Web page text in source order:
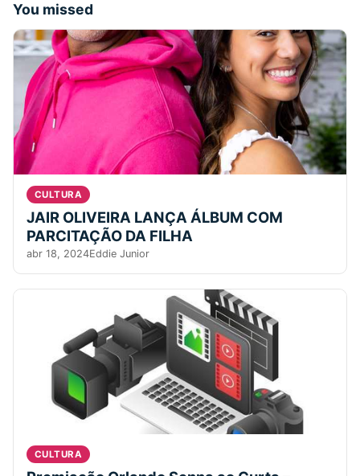
You missed
CULTURA
JAIR OLIVEIRA LANÇA ÁLBUM COM
PARCITAÇÃO DA FILHA
abr 18, 2024Eddie Junior
CULTURA